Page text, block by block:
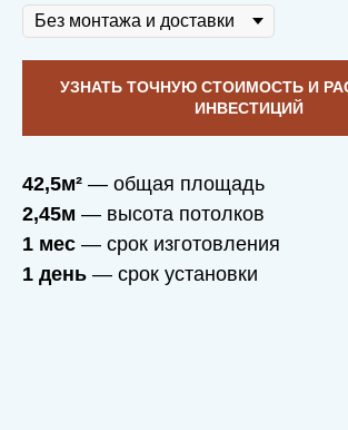
УЗНАТЬ ТОЧНУЮ СТОИМОСТЬ И
ИНВЕСТИЦИЙ
42,5м² — общая площадь
2,45м — высота потолков
1 мес — срок изготовления
1 день — срок установки